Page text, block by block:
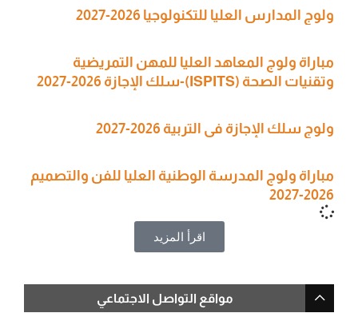
ولوج المدارس العليا للتكنولوجيا 2026-2027
مباراة ولوج المعاهد العليا للمهن التمريضية
وتقنيات الصحة (ISPITS)-سلك الإجازة 2026-2027
ولوج سلك الإجازة في التربية 2026-2027
مباراة ولوج المدرسة الوطنية العليا للفن والتصميم
2026-2027
اقرأ المزيد
مواقع التواصل الاجتماعي